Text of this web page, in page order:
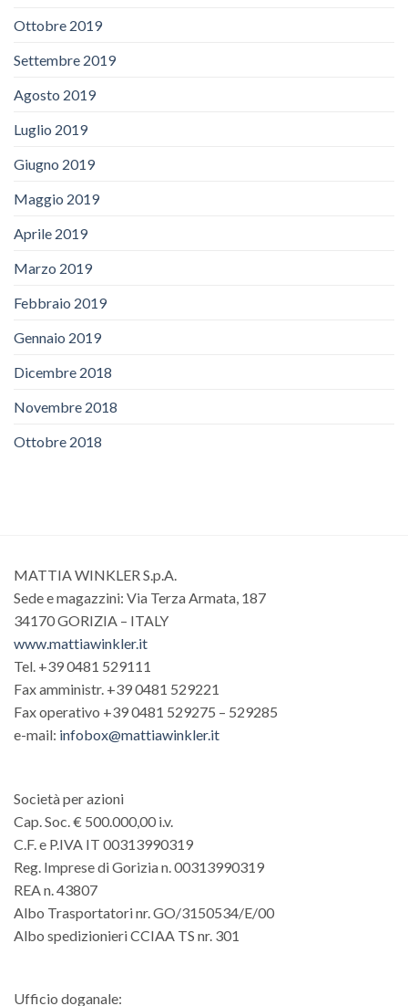
Ottobre 2019
Settembre 2019
Agosto 2019
Luglio 2019
Giugno 2019
Maggio 2019
Aprile 2019
Marzo 2019
Febbraio 2019
Gennaio 2019
Dicembre 2018
Novembre 2018
Ottobre 2018
MATTIA WINKLER S.p.A.
Sede e magazzini: Via Terza Armata, 187
34170 GORIZIA – ITALY
www.mattiawinkler.it
Tel. +39 0481 529111
Fax amministr. +39 0481 529221
Fax operativo +39 0481 529275 – 529285
e-mail: infobox@mattiawinkler.it
Società per azioni
Cap. Soc. € 500.000,00 i.v.
C.F. e P.IVA IT 00313990319
Reg. Imprese di Gorizia n. 00313990319
REA n. 43807
Albo Trasportatori nr. GO/3150534/E/00
Albo spedizionieri CCIAA TS nr. 301
Ufficio doganale: